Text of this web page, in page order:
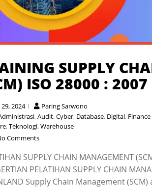
SUPPLY
ISO 28000 :
2024
Paring Sarwono
,Audit,Cyber, Database, Digital,
,Teknologi,Warehouse
Comments
SUPPLY CHAIN MANAGEMENT
PELATIHAN SUPPLY CHAIN
Supply Chain Management